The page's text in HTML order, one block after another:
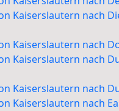
Kaiserslautern nach
Kaiserslautern nach
Kaiserslautern nach
Kaiserslautern nach
Kaiserslautern nach